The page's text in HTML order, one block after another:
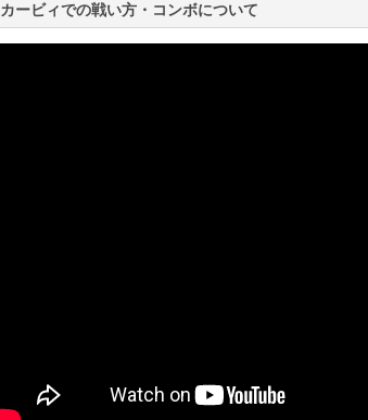
カービィでの戦い方・コンボについて